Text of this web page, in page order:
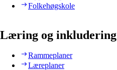
Folkehøgskole
Læring og inkludering
Rammeplaner
Læreplaner